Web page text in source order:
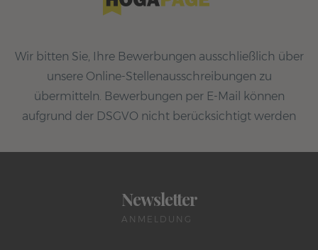
Wir bitten Sie, Ihre Bewerbungen ausschließlich über
unsere Online-Stellenausschreibungen zu
übermitteln. Bewerbungen per E-Mail können
aufgrund der DSGVO nicht berücksichtigt werden
Newsletter
ANMELDUNG